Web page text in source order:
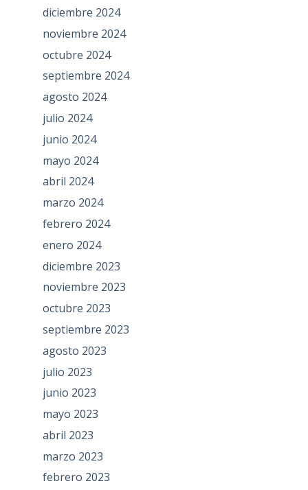
diciembre 2024
noviembre 2024
octubre 2024
septiembre 2024
agosto 2024
julio 2024
junio 2024
mayo 2024
abril 2024
marzo 2024
febrero 2024
enero 2024
diciembre 2023
noviembre 2023
octubre 2023
septiembre 2023
agosto 2023
julio 2023
junio 2023
mayo 2023
abril 2023
marzo 2023
febrero 2023